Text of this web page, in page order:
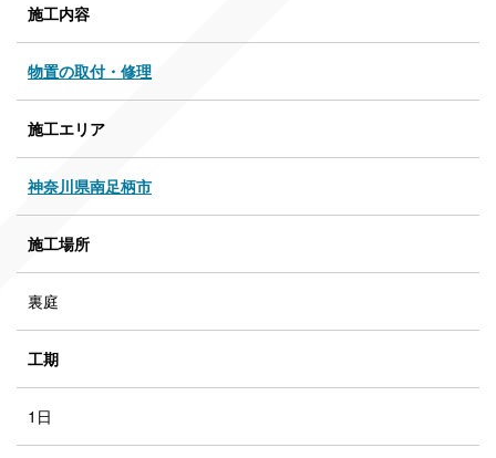
施工内容
物置の取付・修理
施工エリア
神奈川県南足柄市
施工場所
裏庭
工期
1日